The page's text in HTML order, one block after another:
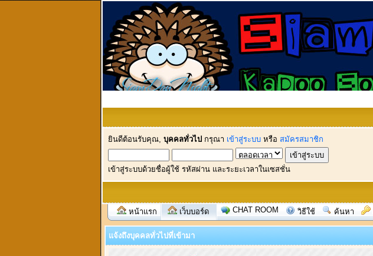
ยินดีต้อนรับคุณ, บุคคลทั่วไป กรุณา เข้าสู่ระบบ หรือ สมัครสมาชิก
เข้าสู่ระบบด้วยชื่อผู้ใช้ รหัสผ่าน และระยะเวลาในเซสชั่น
หน้าแรก เว็บบอร์ด CHAT ROOM วิธีใช้ ค้นหา
แจ้งถึงบุคคลทั่วไปที่เข้ามา